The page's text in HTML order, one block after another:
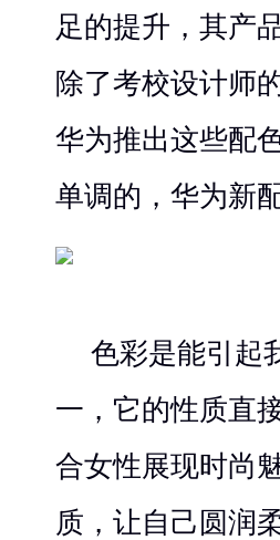
足的提升，其产
除了考校设计师
华为推出这些配
单调的，华为新
色彩是能引起
一，它的性质直
合女性展现时尚
质，让自己圆润